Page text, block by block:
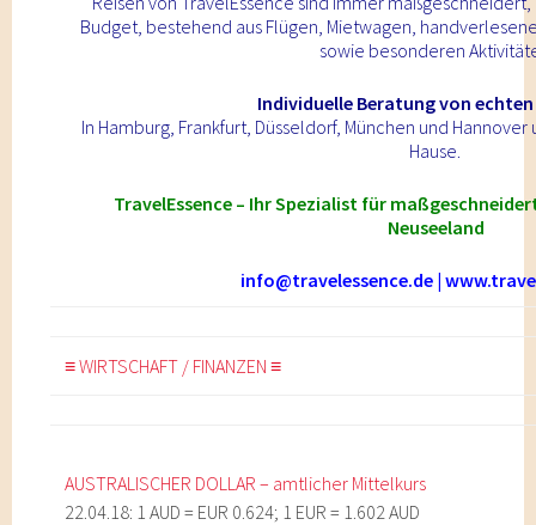
Budget, bestehend aus Flügen, Mietwagen,
sowie besonderen
Individuelle Beratung von
In Hamburg, Frankfurt, Düsseldorf, München und
Hause.
TravelEssence – Ihr Spezialist für
Neuseeland
info@travelessence.de |
≡ WIRTSCHAFT / FINANZEN ≡
AUSTRALISCHER DOLLAR – amtlicher Mittelkurs
22.04.18: 1 AUD = EUR 0.624; 1 EUR = 1.602 AUD